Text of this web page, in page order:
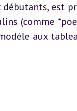
est
(comme
aux